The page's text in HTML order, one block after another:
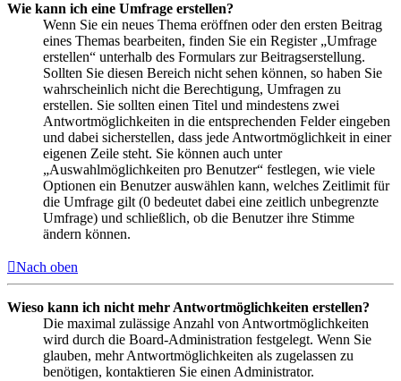
Wie kann ich eine Umfrage erstellen?
Wenn Sie ein neues Thema eröffnen oder den ersten Beitrag
eines Themas bearbeiten, finden Sie ein Register „Umfrage
erstellen“ unterhalb des Formulars zur Beitragserstellung.
Sollten Sie diesen Bereich nicht sehen können, so haben Sie
wahrscheinlich nicht die Berechtigung, Umfragen zu
erstellen. Sie sollten einen Titel und mindestens zwei
Antwortmöglichkeiten in die entsprechenden Felder eingeben
und dabei sicherstellen, dass jede Antwortmöglichkeit in einer
eigenen Zeile steht. Sie können auch unter
„Auswahlmöglichkeiten pro Benutzer“ festlegen, wie viele
Optionen ein Benutzer auswählen kann, welches Zeitlimit für
die Umfrage gilt (0 bedeutet dabei eine zeitlich unbegrenzte
Umfrage) und schließlich, ob die Benutzer ihre Stimme
ändern können.
Nach oben
Wieso kann ich nicht mehr Antwortmöglichkeiten erstellen?
Die maximal zulässige Anzahl von Antwortmöglichkeiten
wird durch die Board-Administration festgelegt. Wenn Sie
glauben, mehr Antwortmöglichkeiten als zugelassen zu
benötigen, kontaktieren Sie einen Administrator.